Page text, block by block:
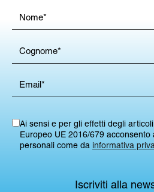
Ai sensi e per gli effetti degli
Europeo UE 2016/679
personali come da informativa
Iscriviti alla